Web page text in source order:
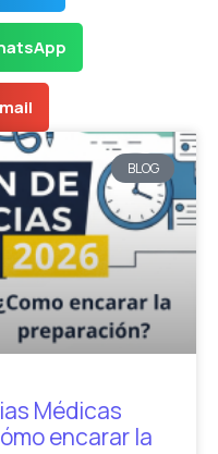
BLOG
Médicas
encarar la